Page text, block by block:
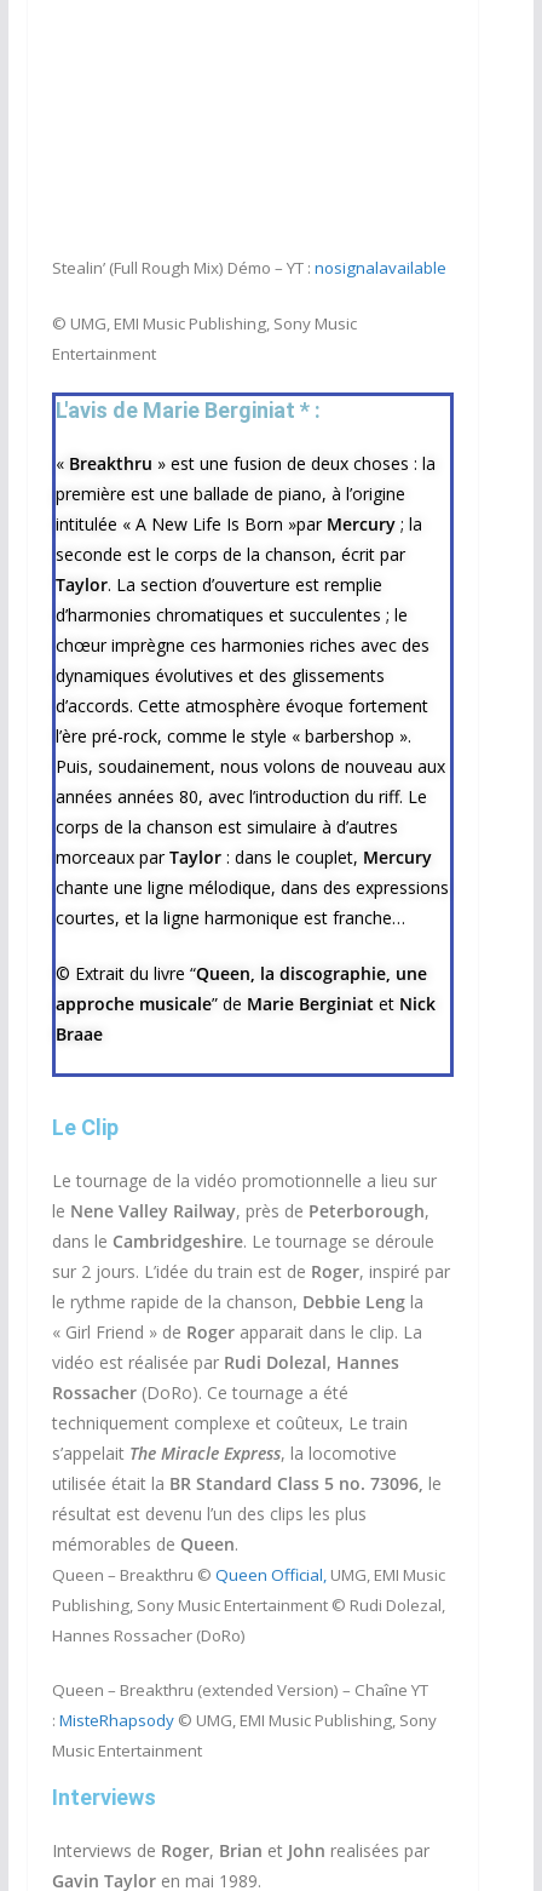
Stealin’ (Full Rough Mix) Démo – YT : nosignalavailable
© UMG, EMI Music Publishing, Sony Music
Entertainment
L'avis de Marie Berginiat * :​
« Breakthru » est une fusion de deux choses : la
première est une ballade de piano, à l’origine
intitulée « A New Life Is Born »par Mercury; la
seconde est le corps de la chanson, écrit par
Taylor. La section d’ouverture est remplie
d’harmonies chromatiques et succulentes ; le
chœur imprègne ces harmonies riches avec des
dynamiques évolutives et des glissements
d’accords. Cette atmosphère évoque fortement
l’ère pré-rock, comme le style « barbershop ».
Puis, soudainement, nous volons de nouveau aux
années années 80, avec l’introduction du riff. Le
corps de la chanson est simulaire à d’autres
morceaux parTaylor: dans le couplet, Mercury
chante une ligne mélodique, dans des expressions
courtes, et la ligne harmonique est franche…
© Extrait du livre “Queen, la discographie, une
approche musicale” de Marie Berginiatet Nick
Braae
Le Clip
Le tournage de la vidéo promotionnelle a lieu sur
le Nene Valley Railway, près de Peterborough,
dans le Cambridgeshire. Le tournage se déroule
sur 2 jours. L’idée du train est de Roger, inspiré par
le rythme rapide de la chanson, Debbie Lengla
« Girl Friend » de Rogerapparait dans le clip. La
vidéo est réalisée par Rudi Dolezal, Hannes
Rossacher(DoRo). Ce tournage a été
techniquement complexe et coûteux, Le train
s’appelait The Miracle Express, la locomotive
utilisée était la BR Standard Class 5 no. 73096, le
résultat est devenu l’un des clips les plus
mémorables de Queen.
Queen – Breakthru © Queen Official,UMG, EMI Music
Publishing, Sony Music Entertainment © Rudi Dolezal,
Hannes Rossacher (DoRo)
Queen – Breakthru (extended Version) – Chaîne YT
: MisteRhapsody© UMG, EMI Music Publishing, Sony
Music Entertainment
Interviews
Interviews de Roger, Brian et John realisées par
Gavin Tayloren mai 1989.